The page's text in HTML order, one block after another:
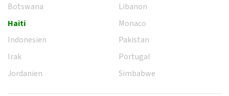
Botswana
Haiti
Indonesien
Irak
Jordanien
Libanon
Monaco
Pakistan
Portugal
Simbabwe